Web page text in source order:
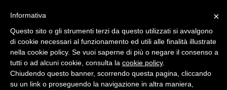
×
Informativa
Questo sito o gli strumenti terzi da questo utilizzati si avvalgono
di cookie necessari al funzionamento ed utili alle finalità illustrate
nella cookie policy. Se vuoi saperne di più o negare il consenso a
tutti o ad alcuni cookie, consulta la cookie policy.
Chiudendo questo banner, scorrendo questa pagina, cliccando
su un link o proseguendo la navigazione in altra maniera,